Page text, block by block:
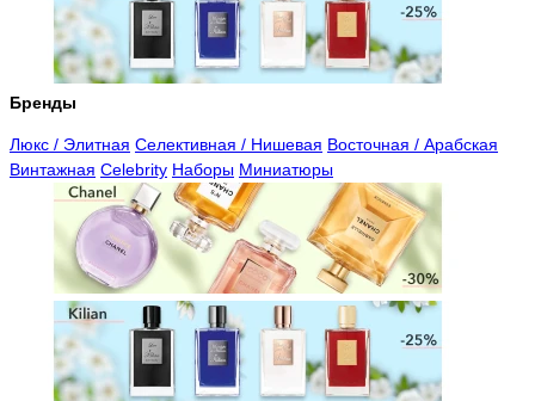
Бренды
Люкс / Элитная Селективная / Нишевая Восточная / Арабская
Винтажная Celebrity Наборы Миниатюры